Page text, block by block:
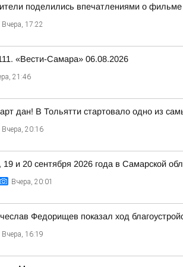
поделились впечатлениями о
Вчера, 17:22
«Вести-Самара» 06.08.2026
21:46
дан! В Тольятти стартовало одно из
Вчера, 20:16
19 и 20 сентября 2026 года в Самарской
Вчера, 20:01
Федорищев показал ход
Вчера, 16:19